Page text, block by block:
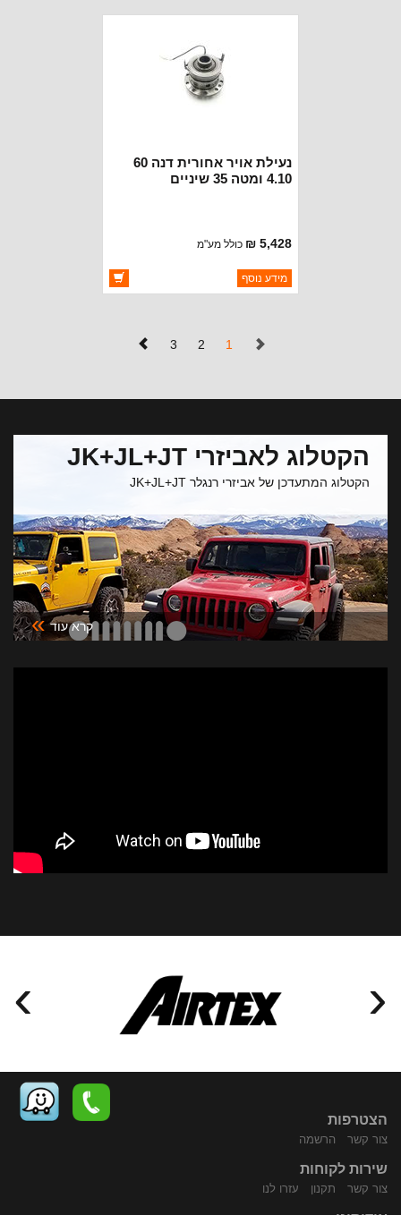
נעילת אויר אחורית דנה 60
4.10 ומטה 35 שיניים
5,428 ₪ כולל מע"מ
ברקוד: ET36
יצרן:OAKMAN OFFROAD
מידע נוסף
1 (נוכחי)
2
3
הקטלוג לאביזרי JK+JL+JT
הקטלוג המתעדכן של אביזרי רנגלר JK+JL+JT
קרא עוד »
› ‹
הצטרפות
צור קשר הרשמה
שירות לקוחות
צור קשר תקנון עזרו לנו